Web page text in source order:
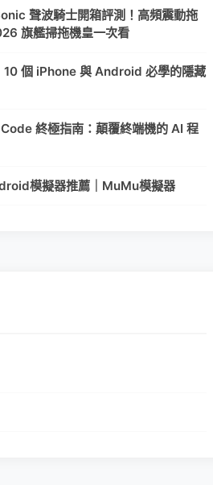
聲波騎士開箱評測！高頻震動拖
旗艦掃拖機皇一次看
10 個 iPhone 與 Android 必學的隱藏
終極指南：顛覆終端機的 AI 程
模擬器推薦｜MuMu模擬器